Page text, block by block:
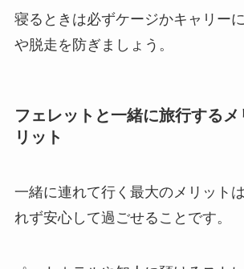
寝るときは必ずケージかキャリー
や脱走を防ぎましょう。
フェレットと一緒に旅行するメ
リット
一緒に連れて行く最大のメリット
れず安心して過ごせることです。